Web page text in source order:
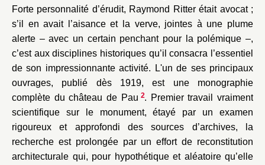
Forte personnalité d’érudit, Raymond Ritter était avocat ;
s’il en avait l’aisance et la verve, jointes à une plume
alerte – avec un certain penchant pour la polémique –,
c’est aux disciplines historiques qu’il consacra l’essentiel
de son impressionnante activité. L'un de ses principaux
ouvrages, publié dès 1919, est une monographie
complète du château de Pau 2. Premier travail vraiment
scientifique sur le monument, étayé par un examen
rigoureux et approfondi des sources d’archives, la
recherche est prolongée par un effort de reconstitution
architecturale qui, pour hypothétique et aléatoire qu’elle